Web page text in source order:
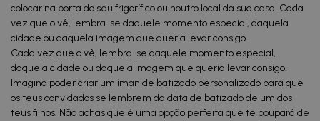
colocar na porta do seu frigorífico ou noutro local da sua casa. Cada
vez que o vê, lembra-se daquele momento especial, daquela
cidade ou daquela imagem que queria levar consigo.
Cada vez que o vê, lembra-se daquele momento especial,
daquela cidade ou daquela imagem que queria levar consigo.
Imagina poder criar um íman de batizado personalizado para que
os teus convidados se lembrem da data de batizado de um dos
teus filhos. Não achas que é uma opção perfeita que te poupará de